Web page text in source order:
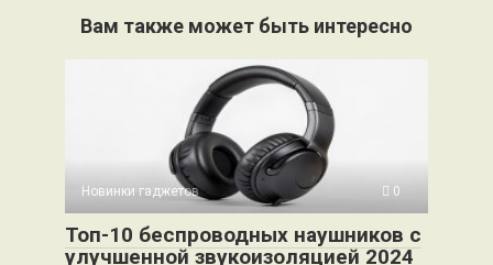
Вам также может быть интересно
Новинки гаджетов 0
Топ-10 беспроводных наушников с
улучшенной звукоизоляцией 2024